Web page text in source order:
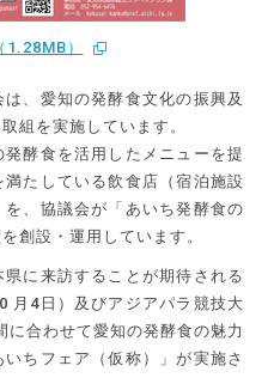
）
、愛知の発酵食文化の振興及
組を実施しています。
酵食を活用したメニューを提
たしている飲食店（宿泊施設
、協議会が「あいち発酵食の
創設・運用しています。
に来訪することが期待される
月4日）及びアジアパラ競技大
合わせて愛知の発酵食の魅力
ちフェア（仮称）」が実施さ